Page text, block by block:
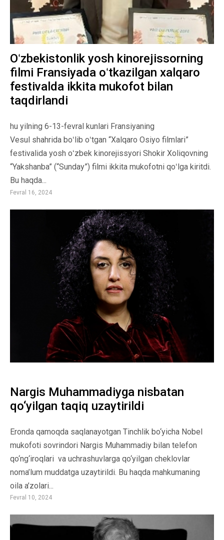
Oʻzbekistonlik yosh kinorejissorning
filmi Fransiyada oʻtkazilgan xalqaro
festivalda ikkita mukofot bilan
taqdirlandi
hu yilning 6-13-fevral kunlari Fransiyaning
Vesul shahrida boʻlib oʻtgan “Xalqaro Osiyo filmlari”
festivalida yosh oʻzbek kinorejissyori Shokir Xoliqovning
“Yakshanba” (“Sunday”) filmi ikkita mukofotni qoʻlga kiritdi.
Bu haqda...
Fevral 16, 2024
Nargis Muhammadiyga nisbatan
qo‘yilgan taqiq uzaytirildi
Eronda qamoqda saqlanayotgan Tinchlik bo‘yicha Nobel
mukofoti sovrindori Nargis Muhammadiy bilan telefon
qo‘ng‘iroqlari va uchrashuvlarga qo‘yilgan cheklovlar
noma’lum muddatga uzaytirildi. Bu haqda mahkumaning
oila a’zolari...
Fevral 10, 2024